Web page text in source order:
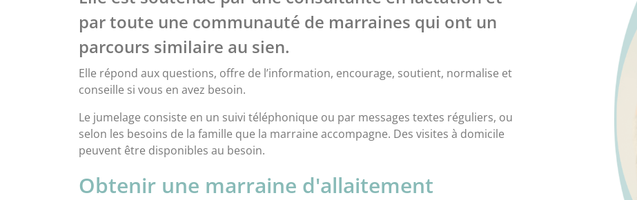
par toute une communauté de marraines qui ont un
parcours similaire au sien.
Elle répond aux questions, offre de l’information, encourage, soutient, normalise et
conseille si vous en avez besoin.
Le jumelage consiste en un suivi téléphonique ou par messages textes réguliers, ou
selon les besoins de la famille que la marraine accompagne. Des visites à domicile
peuvent être disponibles au besoin.
Obtenir une marraine d'allaitement